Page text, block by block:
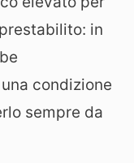
in
condizione
sempre da